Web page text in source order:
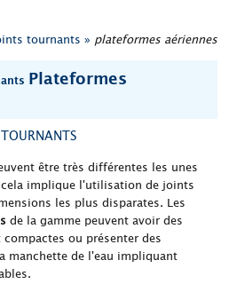
tournants » plateformes aériennes
Plateformes
être très différentes les unes
implique l'utilisation de joints
les plus disparates. Les
de la gamme peuvent avoir des
ou présenter des
manchette de l'eau impliquant